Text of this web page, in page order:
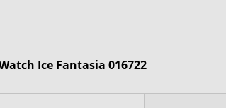
Ice Fantasia 016722